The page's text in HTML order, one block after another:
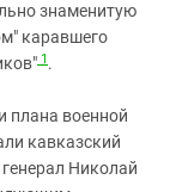
знаменитую
каравшего
1 .
плана военной
кавказский
Николай